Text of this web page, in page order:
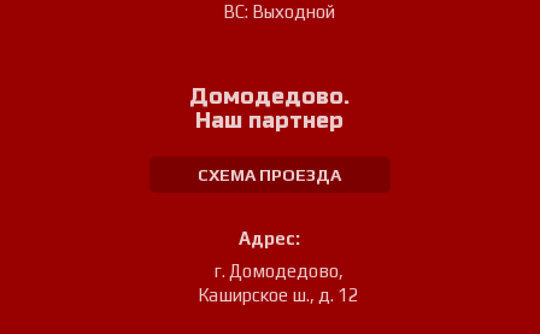
ВС: Выходной
Домодедово.
Наш партнер
СХЕМА ПРОЕЗДА
Адрес:
г. Домодедово,
Каширское ш., д. 12